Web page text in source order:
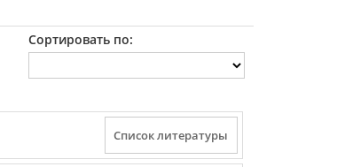
Сортировать по: